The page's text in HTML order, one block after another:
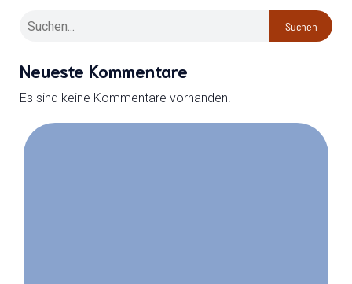
Suchen
Neueste Kommentare
Es sind keine Kommentare vorhanden.